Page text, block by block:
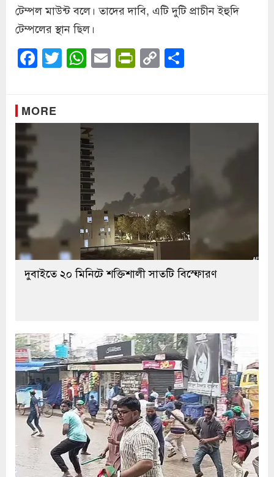
টেম্পল মাউন্ট বলে। তাদের দাবি, এটি দুটি প্রাচীন ইহুদি
টেম্পলের স্থান ছিল।
Facebook
Twitter
WhatsApp
EmailPrintFriendly
Copy
Link
MORE
দুবাইতে ২০ মিনিটে শক্তিশালী সাতটি বিস্ফোরণ